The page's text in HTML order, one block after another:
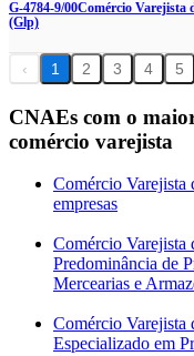
G-4784-9/00Comércio Varejista
(Glp)
‹ 1 2 3 4 5
CNAEs com o
comércio varejista
Comércio Varejista
empresas
Comércio Varejista
Predominância de
Mercearias e
Comércio Varejista
Especializado em